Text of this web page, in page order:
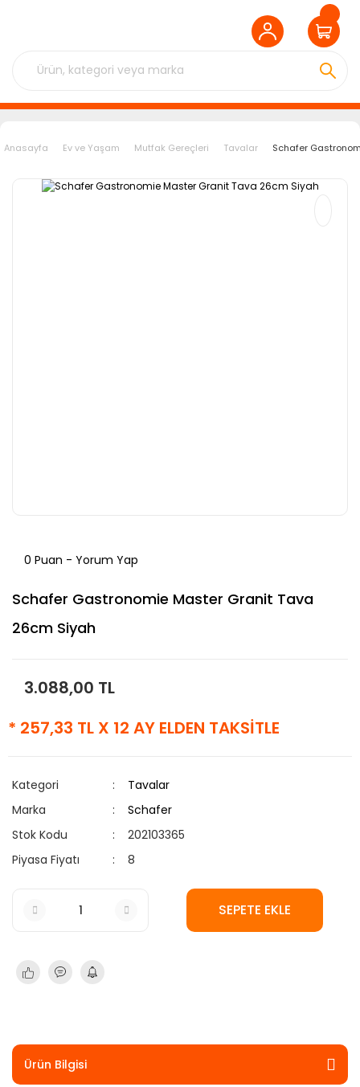
Anasayfa Ev ve Yaşam Mutfak Gereçleri Tavalar Schafer
0 Puan - Yorum Yap
Schafer Gastronomie Master Granit Tava
26cm Siyah
3.088,00 TL
* 257,33 TL X 12 AY ELDEN TAKSİTLE
Kategori
Tavalar
Marka
Schafer
Stok Kodu
202103365
Piyasa Fiyatı
8
SEPETE EKLE
Ürün Bilgisi